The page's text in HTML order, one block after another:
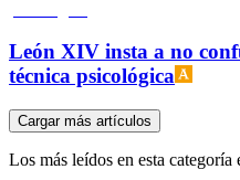
León XIV insta a no
técnica psicológica
Cargar más artículos
Los más leídos en esta categoría